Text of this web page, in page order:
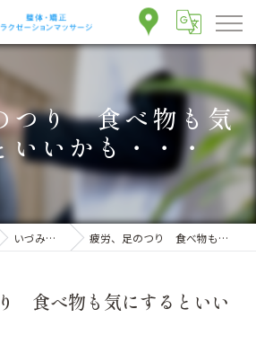
つり 食べ物も気
いいかも・・・
いづみ堂のブログ 疲労、足のつり 食べ物も気にするといいかも・・・
食べ物も気にするといい